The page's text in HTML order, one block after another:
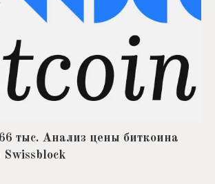
тыс. Анализ цены биткоина
Swissblock